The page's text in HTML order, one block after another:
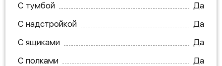
С тумбой
Да
С надстройкой
Да
С ящиками
Да
С полками
Да